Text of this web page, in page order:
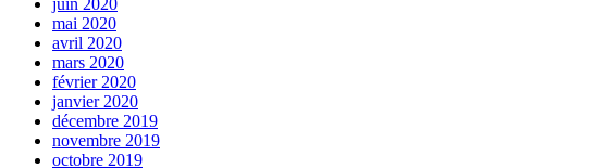
juin 2020
mai 2020
avril 2020
mars 2020
février 2020
janvier 2020
décembre 2019
novembre 2019
octobre 2019